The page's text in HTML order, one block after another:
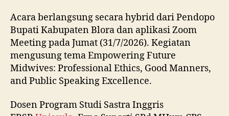
Acara berlangsung secara hybrid dari Pendopo
Bupati Kabupaten Blora dan aplikasi Zoom
Meeting pada Jumat (31/7/2026). Kegiatan
mengusung tema Empowering Future
Midwives: Professional Ethics, Good Manners,
and Public Speaking Excellence.
Dosen Program Studi Sastra Inggris